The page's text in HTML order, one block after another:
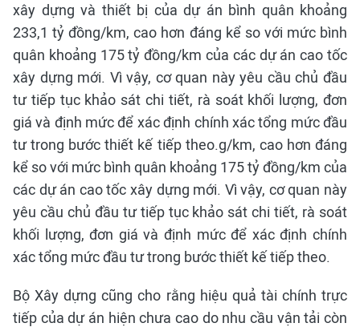
xây dựng và thiết bị của dự án bình quân khoảng
233,1 tỷ đồng/km, cao hơn đáng kể so với mức bình
quân khoảng 175 tỷ đồng/km của các dự án cao tốc
xây dựng mới. Vì vậy, cơ quan này yêu cầu chủ đầu
tư tiếp tục khảo sát chi tiết, rà soát khối lượng, đơn
giá và định mức để xác định chính xác tổng mức đầu
tư trong bước thiết kế tiếp theo.g/km, cao hơn đáng
kể so với mức bình quân khoảng 175 tỷ đồng/km của
các dự án cao tốc xây dựng mới. Vì vậy, cơ quan này
yêu cầu chủ đầu tư tiếp tục khảo sát chi tiết, rà soát
khối lượng, đơn giá và định mức để xác định chính
xác tổng mức đầu tư trong bước thiết kế tiếp theo.
Bộ Xây dựng cũng cho rằng hiệu quả tài chính trực
tiếp của dự án hiện chưa cao do nhu cầu vận tải còn